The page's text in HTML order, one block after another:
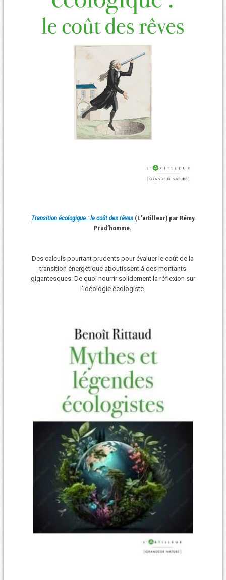
Transition écologique : le coût des rêves (L'artilleur) par Rémy
Prud’homme.
Des calculs pourtant prudents pour évaluer le coût de la
transition énergétique aboutissent à des montants
gigantesques. De quoi nourrir solidement la réflexion sur
l’idéologie écologiste.